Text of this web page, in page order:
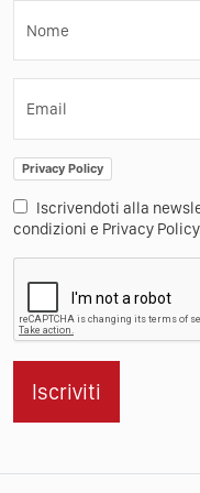
Nome
Email
Privacy Policy
Iscrivendoti alla
condizioni e Privacy Policy.
Iscriviti